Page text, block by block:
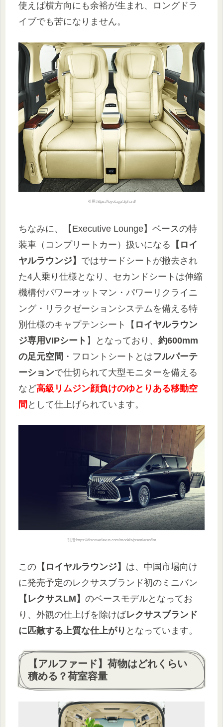
使えば横方向にも余裕が生まれ、ロングドラ
イブでも苦になりません。
引用:https://toyota.jp/alphard/
ちなみに、【Executive Lounge】ベースの特
装車（コンプリートカー）扱いになる 【ロイ
ヤルラウンジ】 ではサードシートが撤去され
た4人乗り仕様となり、セカンドシートは伸縮
機構付パワーオットマン・パワーリクライニ
ング・リラクゼーションシステムを備える特
別仕様のキャプテンシート【 ロイヤルラウン
ジ専用VIPシート 】となっており、 約600mm
の足元空間 ・フロントシートとはフルパーテ
ーションで仕切られて大型モニターを備える
など高級リムジン顔負けのゆとりある移動空
間 として仕上げられています。
引用:https://discoverlexus.com/models/premieres/lm
この 【ロイヤルラウンジ】 は、中国市場向け
に発売予定のレクサスブランド初のミニバン
【レクサスLM】 のベースモデルとなってお
り、外観の仕上げを除けばレクサスブランド
に匹敵する上質な仕上がり となっています。
【アルファード】荷物はどれくらい
積める？荷室容量